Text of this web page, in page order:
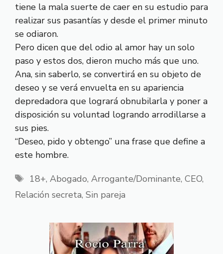
tiene la mala suerte de caer en su estudio para
realizar sus pasantías y desde el primer minuto
se odiaron.
Pero dicen que del odio al amor hay un solo
paso y estos dos, dieron mucho más que uno.
Ana, sin saberlo, se convertirá en su objeto de
deseo y se verá envuelta en su apariencia
depredadora que logrará obnubilarla y poner a
disposición su voluntad logrando arrodillarse a
sus pies.
“Deseo, pido y obtengo” una frase que define a
este hombre.
Etiquetas
18+, Abogado, Arrogante/Dominante, CEO,
Relación secreta, Sin pareja